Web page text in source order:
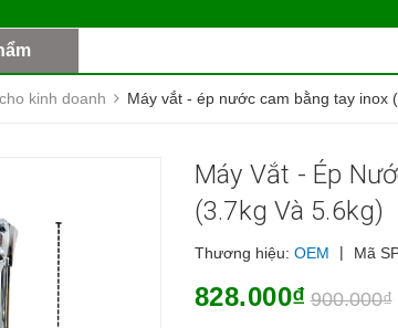
kinh doanh Máy vắt - ép nước cam bằng tay inox
Máy Vắt - Ép
(3.7kg Và 5.6kg)
Thương hiệu: OEM | Mã
828.000₫ 900.000₫